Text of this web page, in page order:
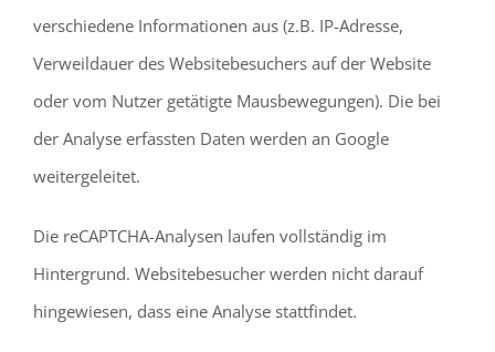
verschiedene Informationen aus (z.B. IP-Adresse,
Verweildauer des Websitebesuchers auf der Website
oder vom Nutzer getätigte Mausbewegungen). Die bei
der Analyse erfassten Daten werden an Google
weitergeleitet.
Die reCAPTCHA-Analysen laufen vollständig im
Hintergrund. Websitebesucher werden nicht darauf
hingewiesen, dass eine Analyse stattfindet.